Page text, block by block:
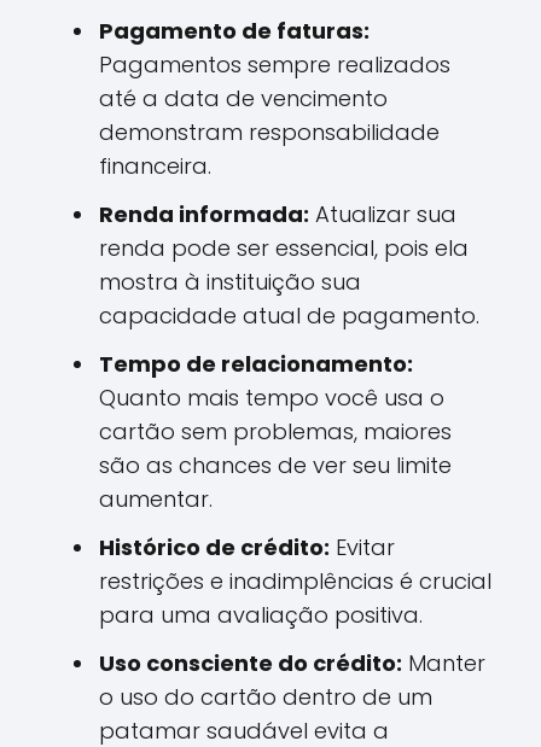
Pagamento de faturas:
Pagamentos sempre realizados
até a data de vencimento
demonstram responsabilidade
financeira.
Renda informada: Atualizar sua
renda pode ser essencial, pois ela
mostra à instituição sua
capacidade atual de pagamento.
Tempo de relacionamento:
Quanto mais tempo você usa o
cartão sem problemas, maiores
são as chances de ver seu limite
aumentar.
Histórico de crédito: Evitar
restrições e inadimplências é crucial
para uma avaliação positiva.
Uso consciente do crédito: Manter
o uso do cartão dentro de um
patamar saudável evita a